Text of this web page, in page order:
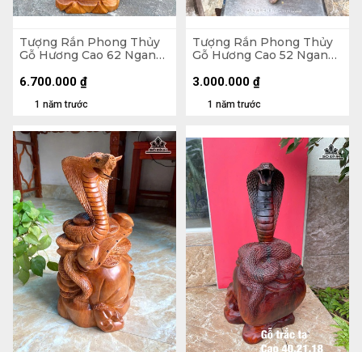
Tượng Rắn Phong Thủy
Gỗ Hương Cao 62 Ngang
1 năm trước
6.700.000 ₫
Tượng Rắn Phong Thủy
Gỗ Hương Cao 52 Ngang
1 năm trước
3.000.000 ₫